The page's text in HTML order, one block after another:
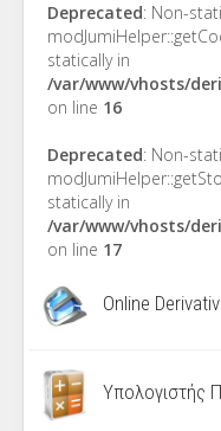
Deprecated: Non-
statically in
/var/www/vhosts/
on line 16
Deprecated: Non-
statically in
/var/www/vhosts/
on line 17
Online
Υπολογιστής